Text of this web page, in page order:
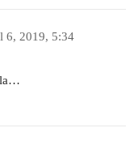
6, 2019, 5:34